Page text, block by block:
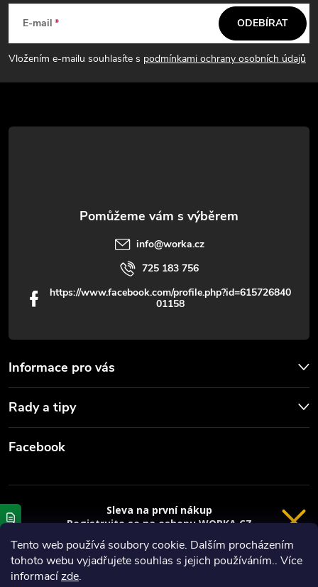
Tento web používá soubory cookie. Dalším procházením
tohoto webu vyjadřujete souhlas s jejich používáním.. Více
informacízde.
p
a
t
E-mail
Vložením e-mailu souhlasíte s podmínkami ochrany osobních údajů
ODEBÍRAT
Informace pro vás
Rady a tipy
info@worka.cz
725 183 756
https://www.facebook.com/profile.php?id=615726840
01158
Facebook
Copyright 2026
Sleva na první nákup
Registrujte se na eshopu WORKA.CZ
sleva 100 Kč* na nákup je Vaše.
Registrace
VRÁCENÍ 14 DNÍ